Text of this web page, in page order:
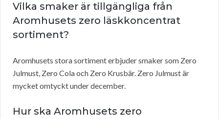
Vilka smaker är tillgängliga från
Aromhusets zero läskkoncentrat
sortiment?
Aromhusets stora sortiment erbjuder smaker som Zero
Julmust, Zero Cola och Zero Krusbär. Zero Julmust är
mycket omtyckt under december.
Hur ska Aromhusets zero